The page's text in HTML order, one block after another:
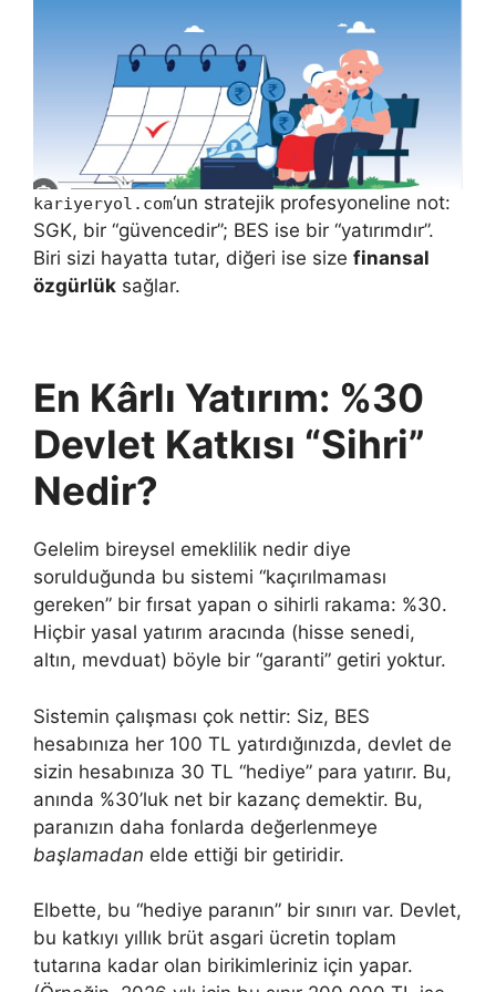
kariyeryol.com‘un stratejik profesyoneline not:
SGK, bir “güvencedir”; BES ise bir “yatırımdır”.
Biri sizi hayatta tutar, diğeri ise size finansal
özgürlük sağlar.
En Kârlı Yatırım: %30
Devlet Katkısı “Sihri”
Nedir?
Gelelim bireysel emeklilik nedir diye
sorulduğunda bu sistemi “kaçırılmaması
gereken” bir fırsat yapan o sihirli rakama: %30.
Hiçbir yasal yatırım aracında (hisse senedi,
altın, mevduat) böyle bir “garanti” getiri yoktur.
Sistemin çalışması çok nettir: Siz, BES
hesabınıza her 100 TL yatırdığınızda, devlet de
sizin hesabınıza 30 TL “hediye” para yatırır. Bu,
anında %30’luk net bir kazanç demektir. Bu,
paranızın daha fonlarda değerlenmeye
başlamadan elde ettiği bir getiridir.
Elbette, bu “hediye paranın” bir sınırı var. Devlet,
bu katkıyı yıllık brüt asgari ücretin toplam
tutarına kadar olan birikimleriniz için yapar.